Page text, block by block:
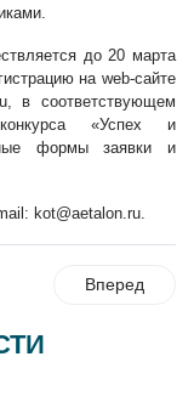
до 20 марта
на web-сайте
в соответствующем
«Успех и
формы заявки и
kot@aetalon.ru
Вперед